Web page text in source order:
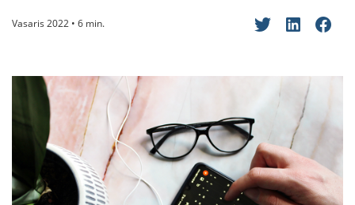
Vasaris 2022 • 6 min.